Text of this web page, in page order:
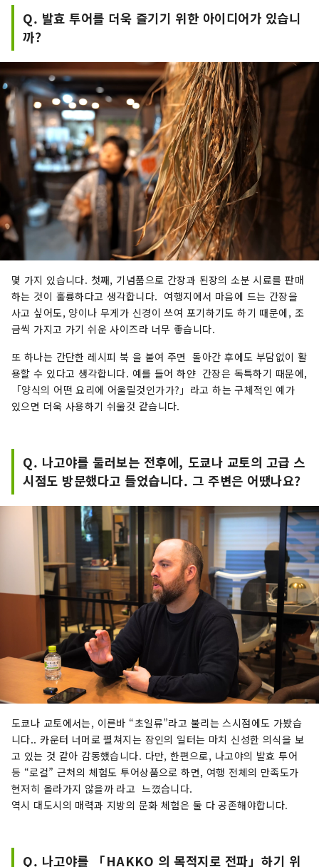
Q. 발효 투어를 더욱 즐기기 위한 아이디어가 있습니
까?
몇 가지 있습니다. 첫째, 기념품으로 간장과 된장의 소분 시료를 판매
하는 것이 훌륭하다고 생각합니다. 여행지에서 마음에 드는 간장을
사고 싶어도, 양이나 무게가 신경이 쓰여 포기하기도 하기 때문에, 조
금씩 가지고 가기 쉬운 사이즈라 너무 좋습니다.
또 하나는 간단한 레시피 북 을 붙여 주면 돌아간 후에도 부담없이 활
용할 수 있다고 생각합니다. 예를 들어 하얀 간장은 독특하기 때문에,
「양식의 어떤 요리에 어울릴것인가가?」라고 하는 구체적인 예가
있으면 더욱 사용하기 쉬울것 같습니다.
Q. 나고야를 둘러보는 전후에, 도쿄나 교토의 고급 스
시점도 방문했다고 들었습니다. 그 주변은 어땠나요?
도쿄나 교토에서는, 이른바 “초일류”라고 불리는 스시점에도 가봤습
니다.. 카운터 너머로 펼쳐지는 장인의 일터는 마치 신성한 의식을 보
고 있는 것 같아 감동했습니다. 다만, 한편으로, 나고야의 발효 투어
등 “로컬” 근처의 체험도 투어상품으로 하면, 여행 전체의 만족도가
현저히 올라가지 않을까 라고 느꼈습니다.
역시 대도시의 매력과 지방의 문화 체험은 둘 다 공존해야합니다.
Q. 나고야를 「HAKKO 의 목적지로 전파」하기 위